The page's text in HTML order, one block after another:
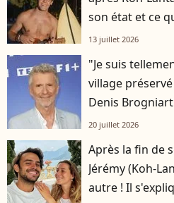
son état et ce
13 juillet 2026
"Je suis
village
Denis
20 juillet 2026
Après la fin de
Jérémy (Koh-
autre ! Il